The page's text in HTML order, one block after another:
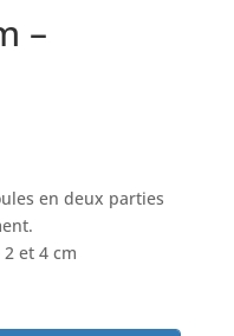
–
en deux parties
et 4 cm